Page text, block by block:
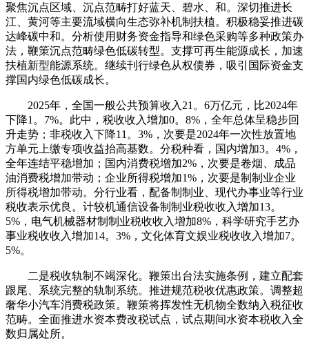
聚焦沉点区域、沉点范畴打好蓝天、碧水、和。深切推进长
江、黄河等主要流域横向生态弥补机制扶植。积极稳妥推进碳
达峰碳中和。分析使用财务资金指导和绿色采购等多种政策办
法，鞭策沉点范畴绿色低碳转型。支撑可再生能源成长，加速
扶植新型能源系统。继续刊行绿色从权债券，吸引国际资金支
撑国内绿色低碳成长。
2025年，全国一般公共预算收入21。6万亿元，比2024年
下降1。7%。此中，税收收入增加0。8%，全年总体呈稳步回
升走势；非税收入下降11。3%，次要是2024年一次性放置地
方单元上缴专项收益抬高基数。分税种看，国内增加3。4%，
全年连结平稳增加；国内消费税增加2%，次要是卷烟、成品
油消费税增加带动；企业所得税增加1%，次要是制制业企业
所得税增加带动。分行业看，配备制制业、现代办事业等行业
税收表示优良。计较机通信设备制制业税收收入增加13。
5%，电气机械器材制制业税收收入增加8%，科学研究手艺办
事业税收收入增加14。3%，文化体育文娱业税收收入增加7。
5%。
二是税收轨制不竭深化。鞭策出台法实施条例，建立配套
跟尾、系统完整的轨制系统。推进规范税收优惠政策。调整超
奢华小汽车消费税政策。鞭策将挥发性无机物全数纳入税征收
范畴。全面推进水资本费改税试点，试点期间水资本税收入全
数归属处所。